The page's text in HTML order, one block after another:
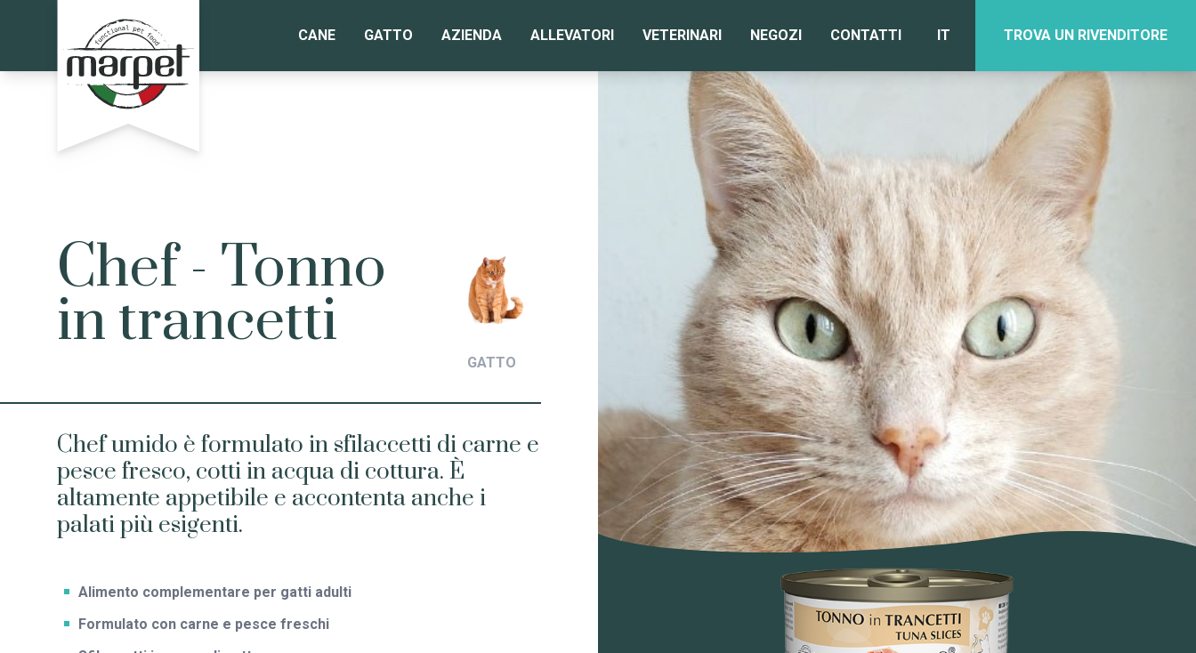
CANE GATTO AZIENDA ALLEVATORI VETERINARI NEGOZI CONTATTI IT TROVA UN RIVENDITORE
Chef - Tonno
in trancetti
GATTO
Chef umido è formulato in sfilaccetti di carne e
pesce fresco, cotti in acqua di cottura. È
altamente appetibile e accontenta anche i
palati più esigenti.
Alimento complementare per gatti adulti
Formulato con carne e pesce freschi